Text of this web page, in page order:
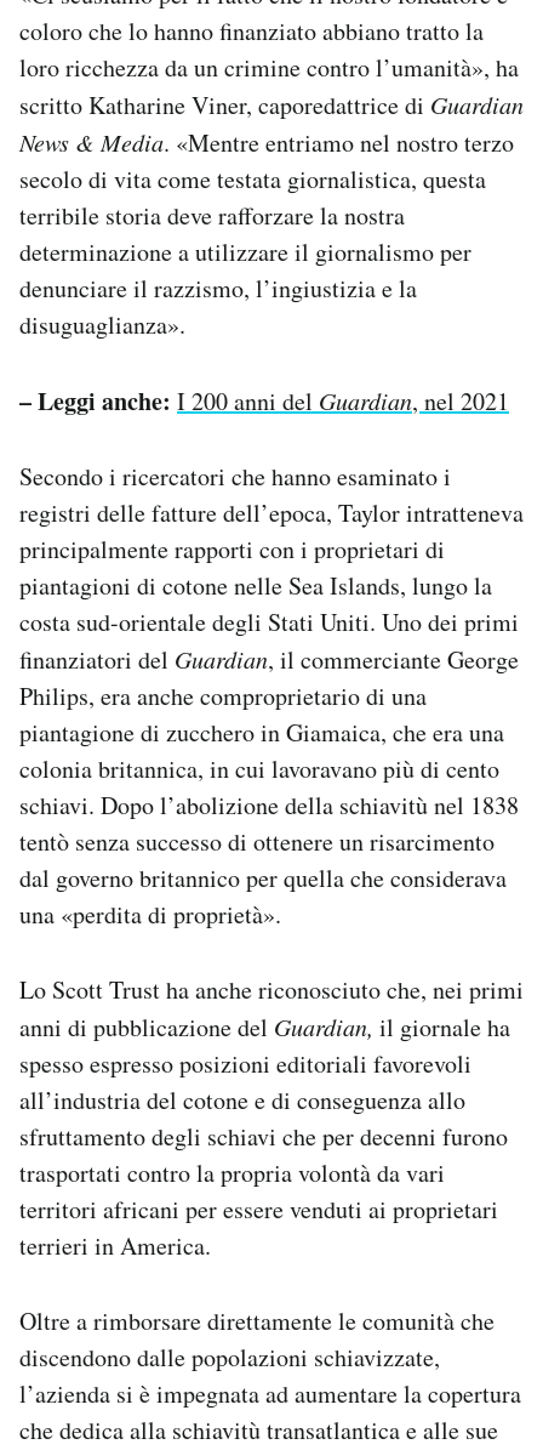
coloro che lo hanno finanziato abbiano tratto la
loro ricchezza da un crimine contro l’umanità», ha
scritto Katharine Viner, caporedattrice di Guardian
News & Media. «Mentre entriamo nel nostro terzo
secolo di vita come testata giornalistica, questa
terribile storia deve rafforzare la nostra
determinazione a utilizzare il giornalismo per
denunciare il razzismo, l’ingiustizia e la
disuguaglianza».
– Leggi anche: I 200 anni del Guardian, nel 2021
Secondo i ricercatori che hanno esaminato i
registri delle fatture dell’epoca, Taylor intratteneva
principalmente rapporti con i proprietari di
piantagioni di cotone nelle Sea Islands, lungo la
costa sud-orientale degli Stati Uniti. Uno dei primi
finanziatori del Guardian, il commerciante George
Philips, era anche comproprietario di una
piantagione di zucchero in Giamaica, che era una
colonia britannica, in cui lavoravano più di cento
schiavi. Dopo l’abolizione della schiavitù nel 1838
tentò senza successo di ottenere un risarcimento
dal governo britannico per quella che considerava
una «perdita di proprietà».
Lo Scott Trust ha anche riconosciuto che, nei primi
anni di pubblicazione del Guardian, il giornale ha
spesso espresso posizioni editoriali favorevoli
all’industria del cotone e di conseguenza allo
sfruttamento degli schiavi che per decenni furono
trasportati contro la propria volontà da vari
territori africani per essere venduti ai proprietari
terrieri in America.
Oltre a rimborsare direttamente le comunità che
discendono dalle popolazioni schiavizzate,
l’azienda si è impegnata ad aumentare la copertura
che dedica alla schiavitù transatlantica e alle sue